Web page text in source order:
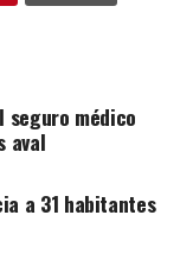
seguro médico
aval
a 31 habitantes